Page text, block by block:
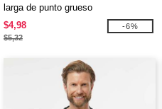
larga de punto grueso
$4,98
$5,32
-6%